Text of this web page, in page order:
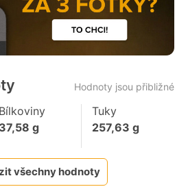
Hodnoty jsou přibližné
Bílkoviny
37,58 g
Tuky
257,63 g
všechny hodnoty